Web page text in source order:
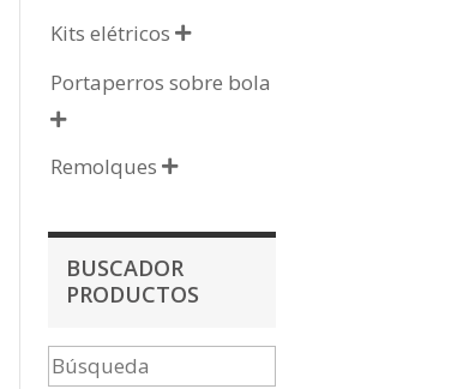
Kits elétricos 
Portaperros sobre bola

Remolques 
BUSCADOR
PRODUCTOS